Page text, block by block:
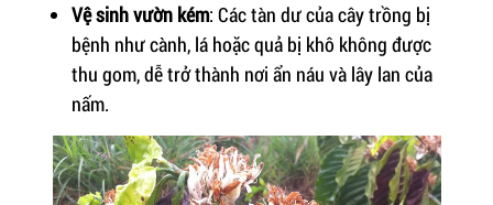
Vệ sinh vườn kém: Các tàn dư của cây trồng bị
bệnh như cành, lá hoặc quả bị khô không được
thu gom, dễ trở thành nơi ẩn náu và lây lan của
nấm.